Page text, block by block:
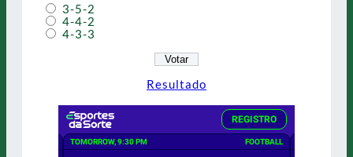
3-5-2
4-4-2
4-3-3
Resultado